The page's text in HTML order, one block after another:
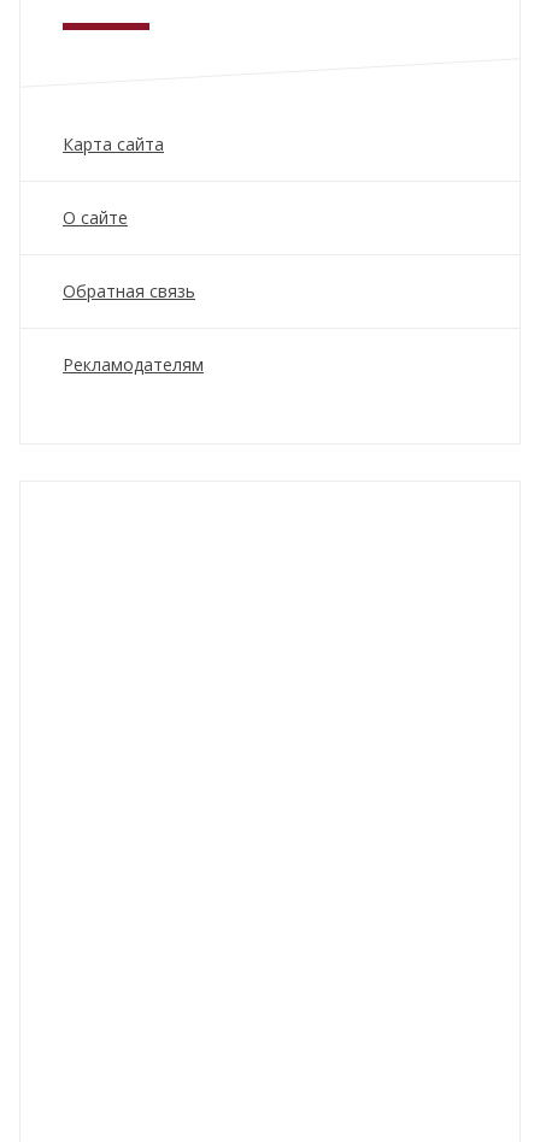
Карта сайта
О сайте
Обратная связь
Рекламодателям